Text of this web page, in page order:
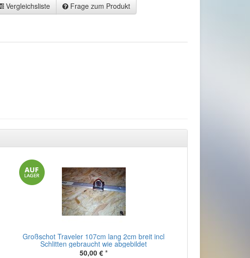
Vergleichsliste Frage zum Produkt
Großschot Traveler 107cm lang 2cm breit incl
Schlitten gebraucht wie abgebildet
50,00 € *